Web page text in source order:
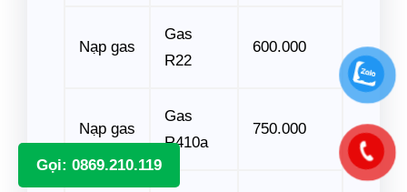
Gọi: 0869.210.119
Nạp gas
Gas
R22
600.000
Nạp gas
Gas
R410a
750.000